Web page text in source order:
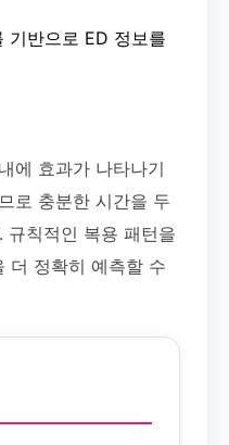
기반으로 ED 정보를
에 효과가 나타나기
로 충분한 시간을 두
규칙적인 복용 패턴을
더 정확히 예측할 수